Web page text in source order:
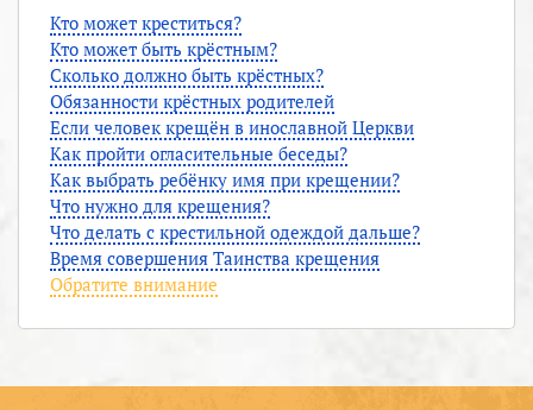
Кто может креститься?
Кто может быть крёстным?
Сколько должно быть крёстных?
Обязанности крёстных родителей
Если человек крещён в инославной Церкви
Как пройти огласительные беседы?
Как выбрать ребёнку имя при крещении?
Что нужно для крещения?
Что делать с крестильной одеждой дальше?
Время совершения Таинства крещения
Обратите внимание